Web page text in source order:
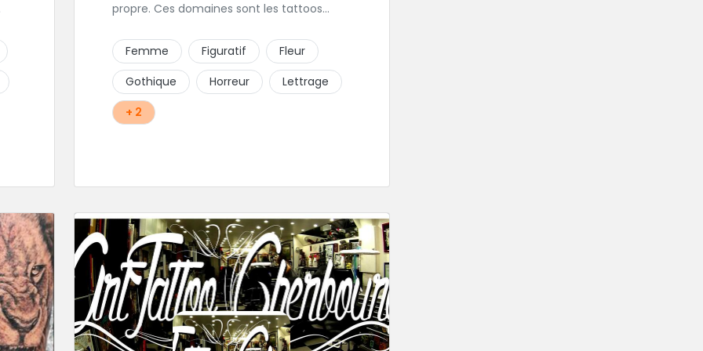
propre. Ces domaines sont les tattoos
portraits.
Femme Figuratif
Fleur
Gothique
Horreur
Lettrage
+ 2